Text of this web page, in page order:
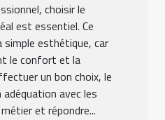
choisir le
est essentiel. Ce
simple esthétique, car
le confort et la
un bon choix, le
avec les
et répondre...